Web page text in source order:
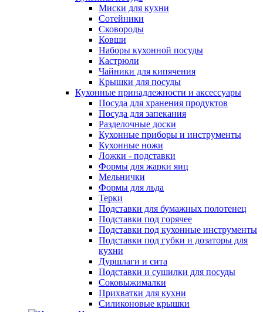
Миски для кухни
Сотейники
Сковороды
Ковши
Наборы кухонной посуды
Кастрюли
Чайники для кипячения
Крышки для посуды
Кухонные принадлежности и аксессуары
Посуда для хранения продуктов
Посуда для запекания
Разделочные доски
Кухонные приборы и инструменты
Кухонные ножи
Ложки - подставки
Формы для жарки яиц
Мельнички
Формы для льда
Терки
Подставки для бумажных полотенец
Подставки под горячее
Подставки под кухонные инструменты
Подставки под губки и дозаторы для
кухни
Дуршлаги и сита
Подставки и сушилки для посуды
Соковыжималки
Прихватки для кухни
Силиконовые крышки